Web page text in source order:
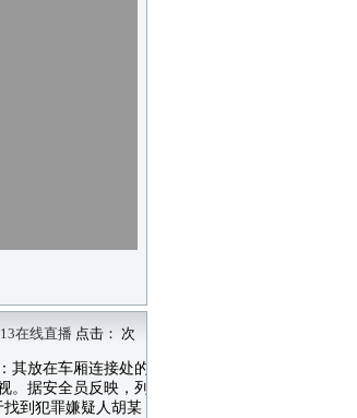
在线直播 点击： 次
其放在车厢连接处的
。据安全员反映，列
到犯罪嫌疑人胡某